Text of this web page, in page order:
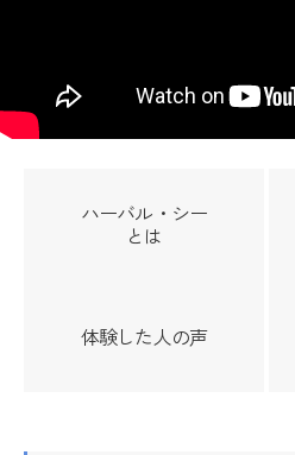
ハーバル・シー
とは
体験した人の声